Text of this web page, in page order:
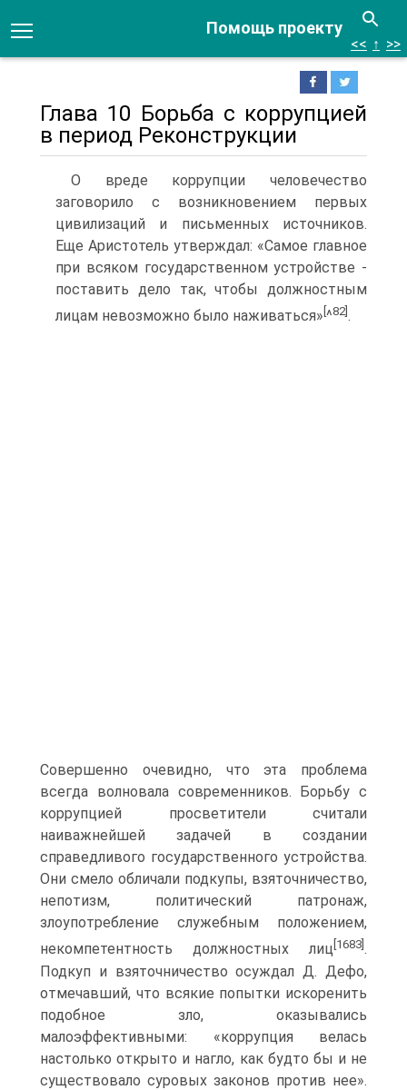
Помощь проекту
<< ↑ >>
Глава 10 Борьба с коррупцией
в период Реконструкции
О вреде коррупции человечество
заговорило с возникновением первых
цивилизаций и письменных источников.
Еще Аристотель утверждал: «Самое главное
при всяком государственном устройстве -
поставить дело так, чтобы должностным
лицам невозможно было наживаться» ^82].
Совершенно очевидно, что эта проблема
всегда волновала современников. Борьбу с
коррупцией просветители считали
наиважнейшей задачей в создании
справедливого государственного устройства.
Они смело обличали подкупы, взяточничество,
непотизм, политический патронаж,
злоупотребление служебным положением,
некомпетентность должностных лиц [1683] .
Подкуп и взяточничество осуждал Д. Дефо,
отмечавший, что всякие попытки искоренить
подобное зло, оказывались
малоэффективными: «коррупция велась
настолько открыто и нагло, как будто бы и не
существовало суровых законов против нее».